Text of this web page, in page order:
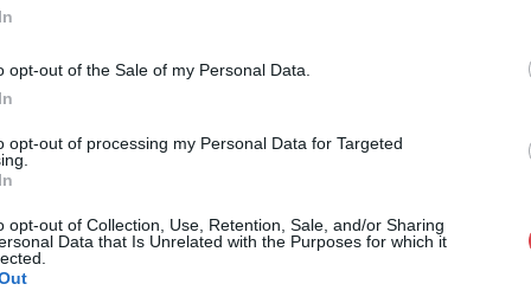
opt-out of the Sale of my Personal Data.
opt-out of processing my Personal Data for Targeted
opt-out of Collection, Use, Retention, Sale, and/or Sharing
Data that Is Unrelated with the Purposes for which it